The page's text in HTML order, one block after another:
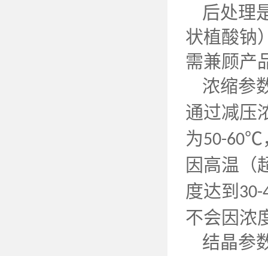
后处理
状植酸钠
需兼顾产
浓缩参
通过减压
为50-60℃
因高温（
度达到 30-
不会因浓
结晶参